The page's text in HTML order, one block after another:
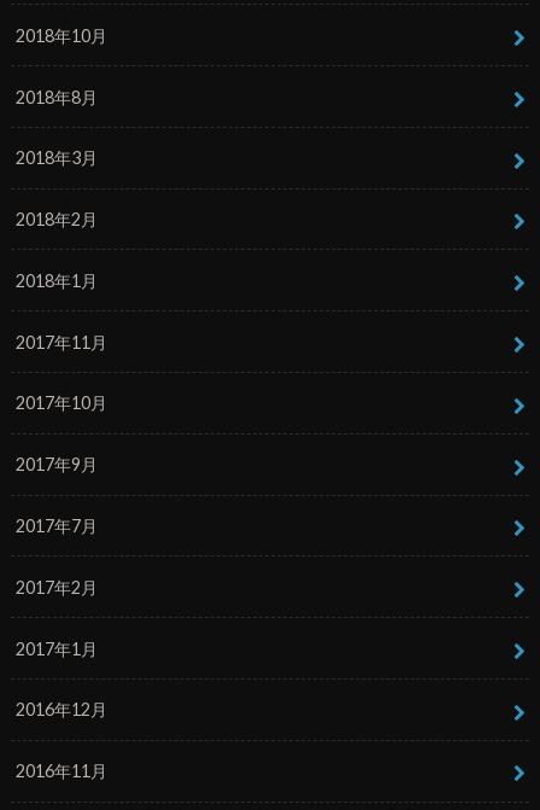
2018年10月
2018年8月
2018年3月
2018年2月
2018年1月
2017年11月
2017年10月
2017年9月
2017年7月
2017年2月
2017年1月
2016年12月
2016年11月